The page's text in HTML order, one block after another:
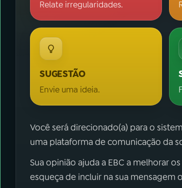
Relate irregularidades.
SUGESTÃO
Envie uma ideia.
Você será direcionado(a) para o
uma plataforma de comunicação da
Sua opinião ajuda a EBC a melhorar
esqueça de incluir na sua mensagem